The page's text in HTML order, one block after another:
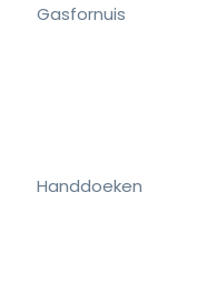
Gasfornuis
Handdoeken